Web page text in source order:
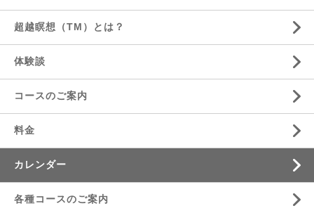
超越瞑想（TM）とは？
体験談
コースのご案内
料金
カレンダー
各種コースのご案内